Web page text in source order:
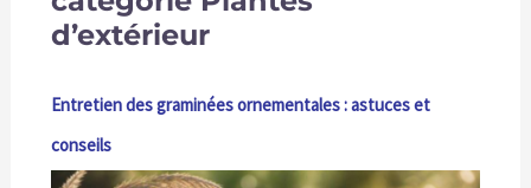
d’extérieur
Entretien des graminées ornementales : astuces et
conseils